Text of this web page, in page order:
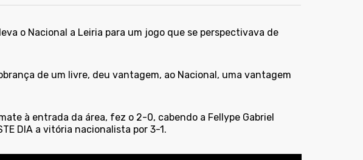
o Nacional a Leiria para um jogo que se perspectivava de
de um livre, deu vantagem, ao Nacional, uma vantagem
à entrada da área, fez o 2-0, cabendo a Fellype Gabriel
DIA a vitória nacionalista por 3-1.